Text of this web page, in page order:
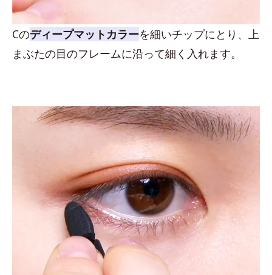
Cのディープマットカラーを細いチップにとり、上
まぶたの目のフレームに沿って細く入れます。